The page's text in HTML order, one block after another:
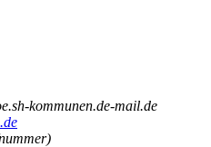
kommunen.de-mail.de